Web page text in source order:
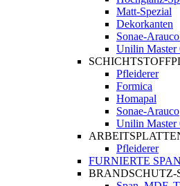
Matt-Spezial
Dekorkanten
Sonae-
Unilin Master
Pfleiderer
Formica
Homapal
Sonae-Arauco
Unilin Master
Pfleiderer
FURNIERTE
BRANDSCHUTZ-